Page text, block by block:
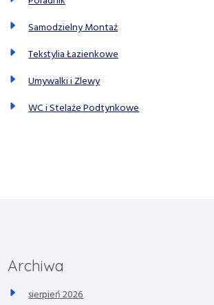
Samodzielny Montaż
Tekstylia Łazienkowe
Umywalki i Zlewy
WC i Stelaże Podtynkowe
Archiwa
sierpień 2026